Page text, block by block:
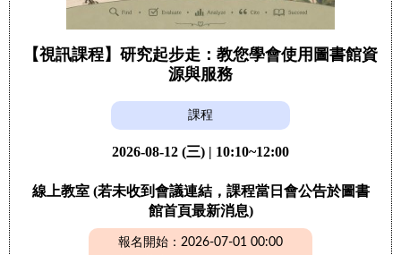
【視訊課程】研究起步走：教您學會使用圖書館資
源與服務
課程
2026-08-12 (三) | 10:10~12:00
線上教室 (若未收到會議連結，課程當日會公告於圖書
館首頁最新消息)
報名開始：2026-07-01 00:00